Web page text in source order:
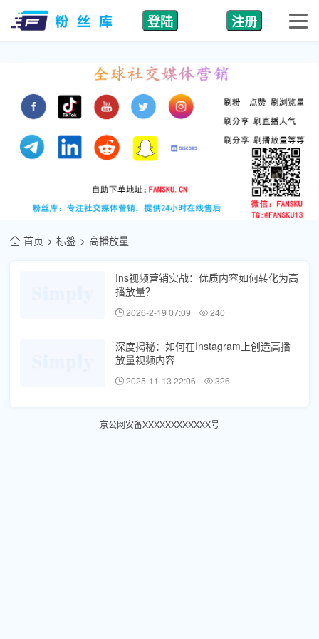
登陆 注册
首页 标签 高播放量
Ins视频营销实战：优质内容如何转化为高
播放量？
2026-2-19 07:09 240
深度揭秘：如何在Instagram上创造高播
放量视频内容
2025-11-13 22:06 326
京公网安备XXXXXXXXXXXX号